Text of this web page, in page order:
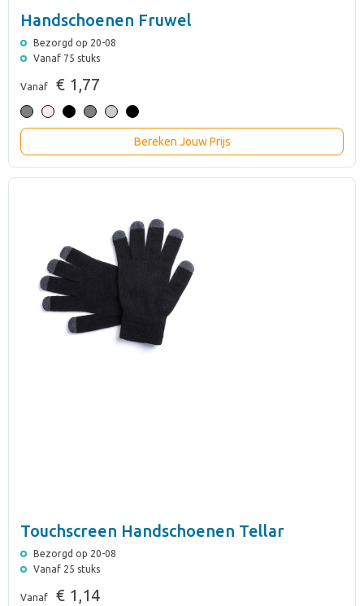
Handschoenen Fruwel
Bezorgd op 20-08
Vanaf 75 stuks
Vanaf € 1,77
Bereken Jouw Prijs
Touchscreen Handschoenen Tellar
Bezorgd op 20-08
Vanaf 25 stuks
Vanaf € 1,14